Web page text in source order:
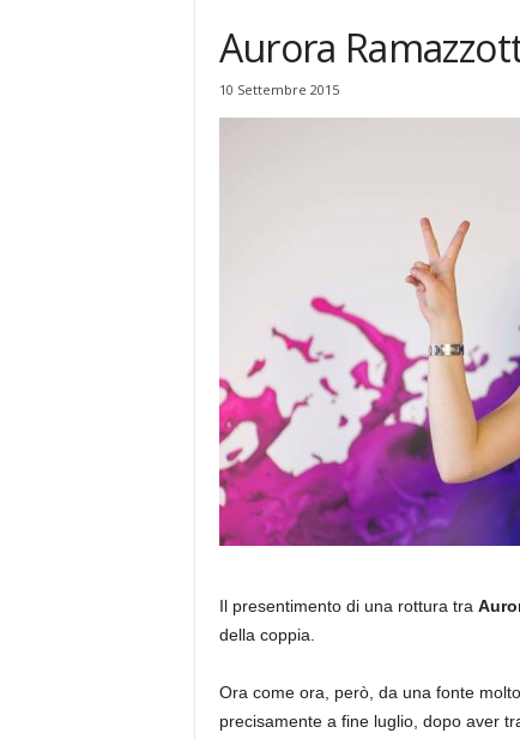
Aurora
10 Settembre 2015
Il presentimento di una rottura tra
della coppia.
Ora come ora, però, da una fonte
precisamente a fine luglio, dopo aver